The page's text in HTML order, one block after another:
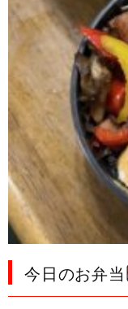
今日のお弁当